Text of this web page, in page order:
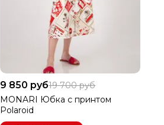
9 850 руб19 700 руб
MONARI Юбка с принтом
Polaroid